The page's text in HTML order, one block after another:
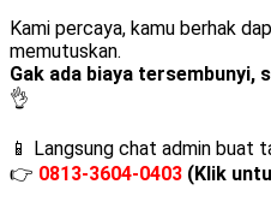
Kami percaya, kamu berhak
memutuskan.
Gak ada biaya tersembunyi,
👌
📱 Langsung chat admin buat
👉 0813-3604-0403 (Klik